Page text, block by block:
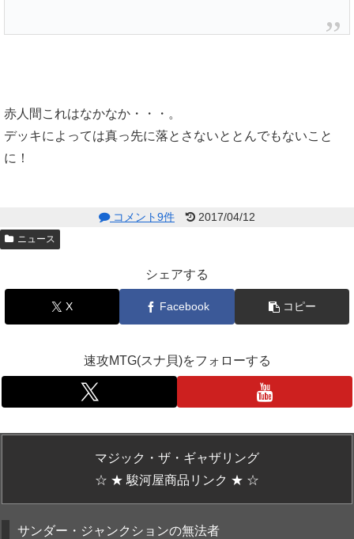
赤人間これはなかなか・・・。
デッキによっては真っ先に落とさないととんでもないこと
に！
コメント9件 2017/04/12
ニュース
シェアする
X Facebook コピー
速攻MTG(スナ貝)をフォローする
マジック・ザ・ギャザリング
☆ ★ 駿河屋商品リンク ★ ☆
サンダー・ジャンクションの無法者